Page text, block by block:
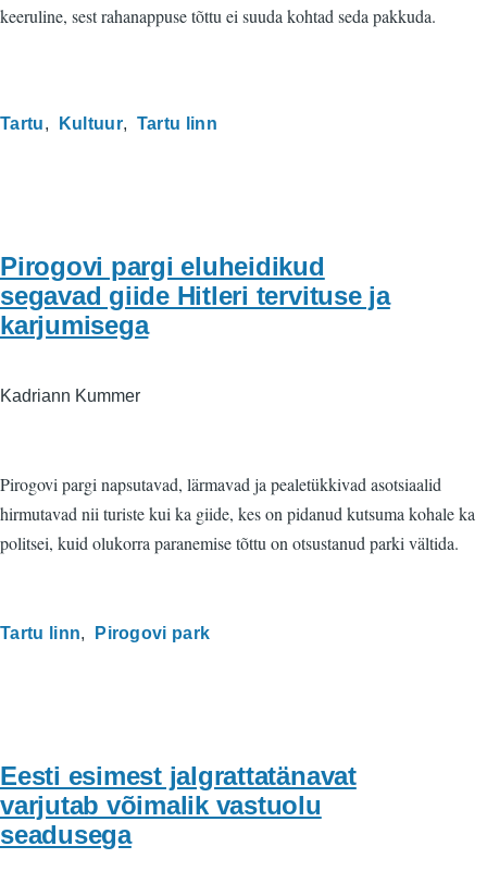
keeruline, sest rahanappuse tõttu ei suuda kohtad seda pakkuda.
Tartu Kultuur Tartu linn
Pirogovi pargi eluheidikud
segavad giide Hitleri tervituse ja
karjumisega
Kadriann Kummer
Pirogovi pargi napsutavad, lärmavad ja pealetükkivad asotsiaalid
hirmutavad nii turiste kui ka giide, kes on pidanud kutsuma kohale ka
politsei, kuid olukorra paranemise tõttu on otsustanud parki vältida.
Tartu linn Pirogovi park
Eesti esimest jalgrattatänavat
varjutab võimalik vastuolu
seadusega